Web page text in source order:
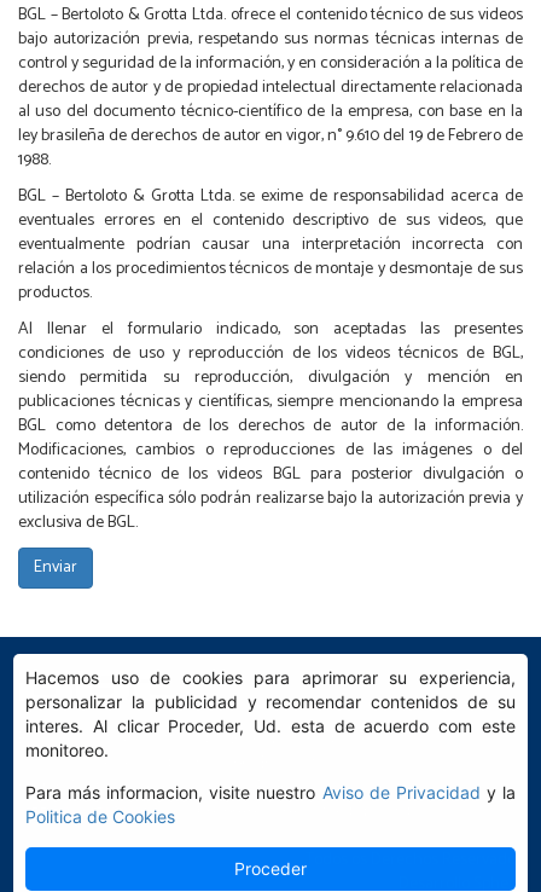
BGL – Bertoloto & Grotta Ltda. ofrece el contenido técnico de sus videos
bajo autorización previa, respetando sus normas técnicas internas de
control y seguridad de la información, y en consideración a la política de
derechos de autor y de propiedad intelectual directamente relacionada
al uso del documento técnico-científico de la empresa, con base en la
ley brasileña de derechos de autor en vigor, n° 9.610 del 19 de Febrero de
1988.
BGL – Bertoloto & Grotta Ltda. se exime de responsabilidad acerca de
eventuales errores en el contenido descriptivo de sus videos, que
eventualmente podrían causar una interpretación incorrecta con
relación a los procedimientos técnicos de montaje y desmontaje de sus
productos.
Al llenar el formulario indicado, son aceptadas las presentes
condiciones de uso y reproducción de los videos técnicos de BGL,
siendo permitida su reproducción, divulgación y mención en
publicaciones técnicas y científicas, siempre mencionando la empresa
BGL como detentora de los derechos de autor de la información.
Modificaciones, cambios o reproducciones de las imágenes o del
contenido técnico de los videos BGL para posterior divulgación o
utilización específica sólo podrán realizarse bajo la autorización previa y
exclusiva de BGL.
Hacemos uso de cookies para aprimorar su experiencia,
personalizar la publicidad y recomendar contenidos de su
interes. Al clicar Proceder, Ud. esta de acuerdo com este
monitoreo.
Para más informacion, visite nuestro Aviso de Privacidad y la
Politica de Cookies
Proceder
BGL - Bertoloto & Grotta Ltda. | Bujes para Rodamientos.
Av. Major José Levy Sobrinho, 1296 | Boa Vista
Código Postal 13486.190 | Limeira-SP | Brasil
| +55 (19) 99392.2793 |
Todos os Derechos Reservados
DesarrolloSphera